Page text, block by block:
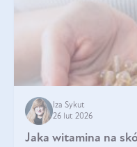
Iza Sykut
26 lut 2026
Jaka witamina na